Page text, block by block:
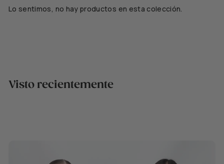
n
Lo sentimos, no hay productos en esta colección.
Visto recientemente